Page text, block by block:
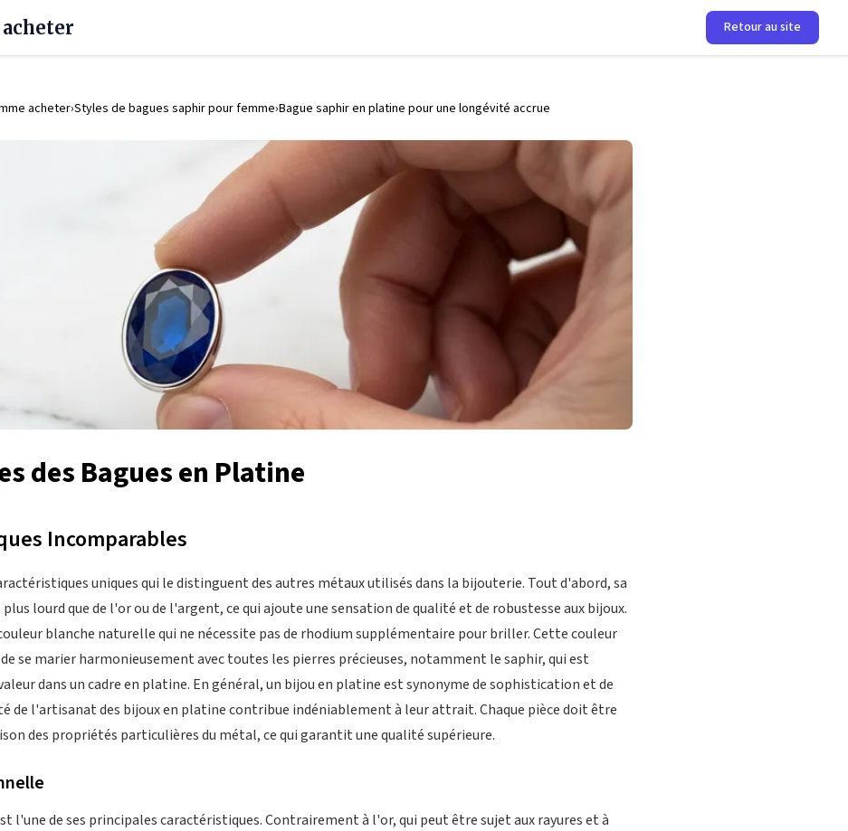
Retour au site
acheterStyles de bagues saphir pour femme Bague saphir en platine pour une longévité accrue
des Bagues en Platine
Incomparables
uniques qui le distinguent des autres métaux utilisés dans la bijouterie. Tout d'abord, sa
lourd que de l'or ou de l'argent, ce qui ajoute une sensation de qualité et de robustesse aux bijoux.
blanche naturelle qui ne nécessite pas de rhodium supplémentaire pour briller. Cette couleur
se marier harmonieusement avec toutes les pierres précieuses, notamment le saphir, qui est
dans un cadre en platine. En général, un bijou en platine est synonyme de sophistication et de
de l'artisanat des bijoux en platine contribue indéniablement à leur attrait. Chaque pièce doit être
des propriétés particulières du métal, ce qui garantit une qualité supérieure.
l'une de ses principales caractéristiques. Contrairement à l'or, qui peut être sujet aux rayures et à